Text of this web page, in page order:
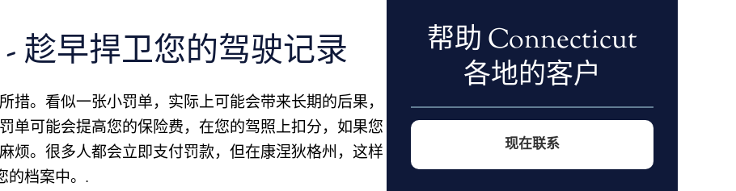
趁早捍卫您的驾驶记录
。看似一张小罚单，实际上可能会带来长期的后果，
单可能会提高您的保险费，在您的驾照上扣分，如果您
烦。很多人都会立即支付罚款，但在康涅狄格州，这样
的档案中。.
帮助 Connecticut
各地的客户
现在联系